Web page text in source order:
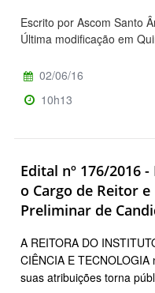
Escrito por Ascom Santo
Última modificação em
02/06/16
10h13
Edital nº 176/2016
o Cargo de Reitor
Preliminar de
A REITORA DO
CIÊNCIA E
suas atribuições torna